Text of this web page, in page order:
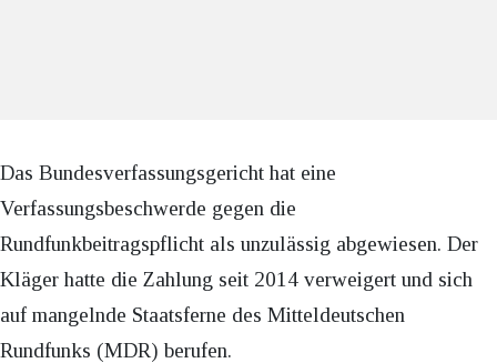
Das Bundesverfassungsgericht hat eine
Verfassungsbeschwerde gegen die
Rundfunkbeitragspflicht als unzulässig abgewiesen. Der
Kläger hatte die Zahlung seit 2014 verweigert und sich
auf mangelnde Staatsferne des Mitteldeutschen
Rundfunks (MDR) berufen.